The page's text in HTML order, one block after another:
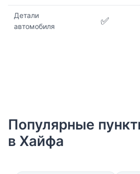
Детали
автомобиля
✅
Популярные
в Хайфа